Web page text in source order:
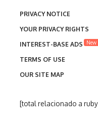
PRIVACY NOTICE
YOUR PRIVACY RIGHTS
INTEREST-BASE ADS
New
TERMS OF USE
OUR SITE MAP
[total relacionado a